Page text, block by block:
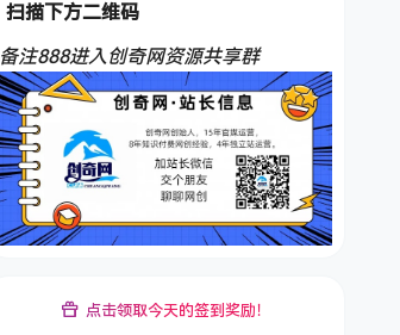
扫描下方二维码
备注888进入创奇网资源共享群
点击领取今天的签到奖励！